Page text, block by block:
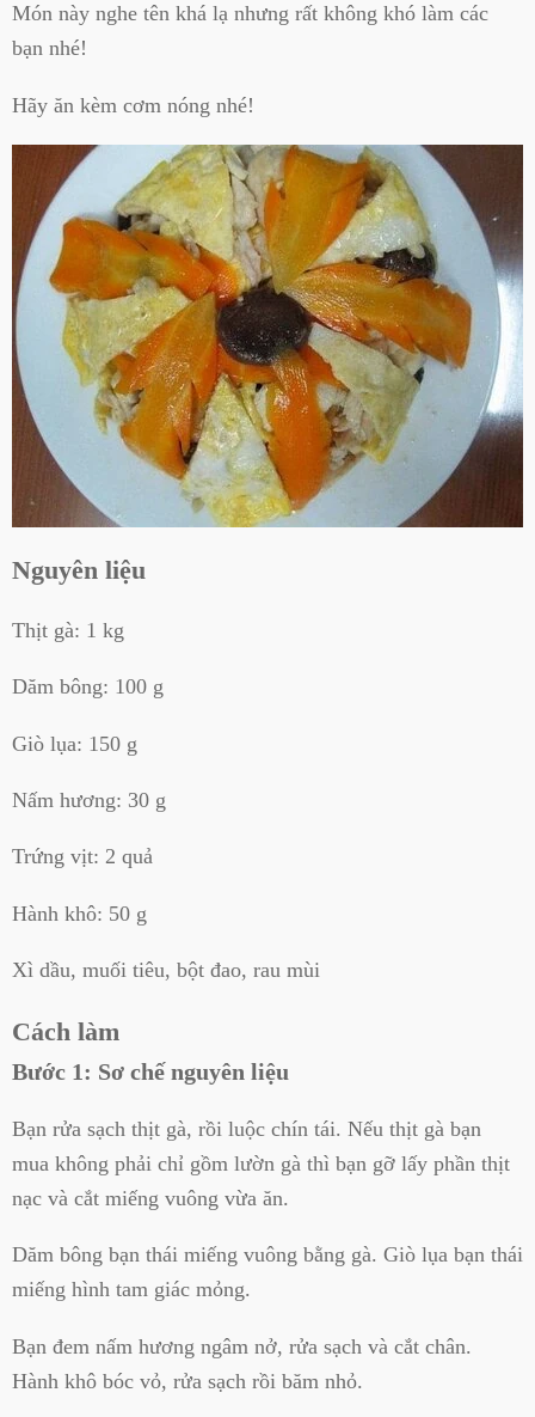
Món này nghe tên khá lạ nhưng rất không khó làm các
bạn nhé!
Hãy ăn kèm cơm nóng nhé!
Nguyên liệu
Thịt gà: 1 kg
Dăm bông: 100 g
Giò lụa: 150 g
Nấm hương: 30 g
Trứng vịt: 2 quả
Hành khô: 50 g
Xì dầu, muối tiêu, bột đao, rau mùi
Cách làm
Bước 1: Sơ chế nguyên liệu
Bạn rửa sạch thịt gà, rồi luộc chín tái. Nếu thịt gà bạn
mua không phải chỉ gồm lườn gà thì bạn gỡ lấy phần thịt
nạc và cắt miếng vuông vừa ăn.
Dăm bông bạn thái miếng vuông bằng gà. Giò lụa bạn thái
miếng hình tam giác mỏng.
Bạn đem nấm hương ngâm nở, rửa sạch và cắt chân.
Hành khô bóc vỏ, rửa sạch rồi băm nhỏ.